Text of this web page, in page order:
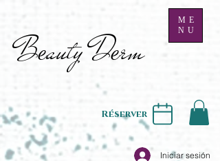
Beauty Derm
ME
NU
Iniciar sesión
Réserver